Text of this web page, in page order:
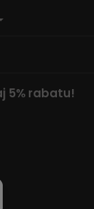
5% rabatu!